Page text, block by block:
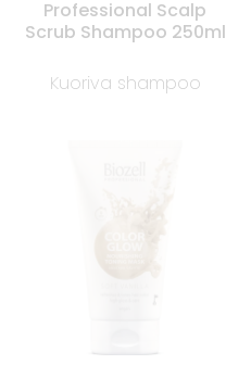
Professional Scalp
Scrub Shampoo 250ml
Kuoriva shampoo